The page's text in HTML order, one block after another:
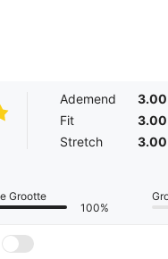
Ademend
3.00
Fit
3.00
Stretch
3.00
Grootte
100%